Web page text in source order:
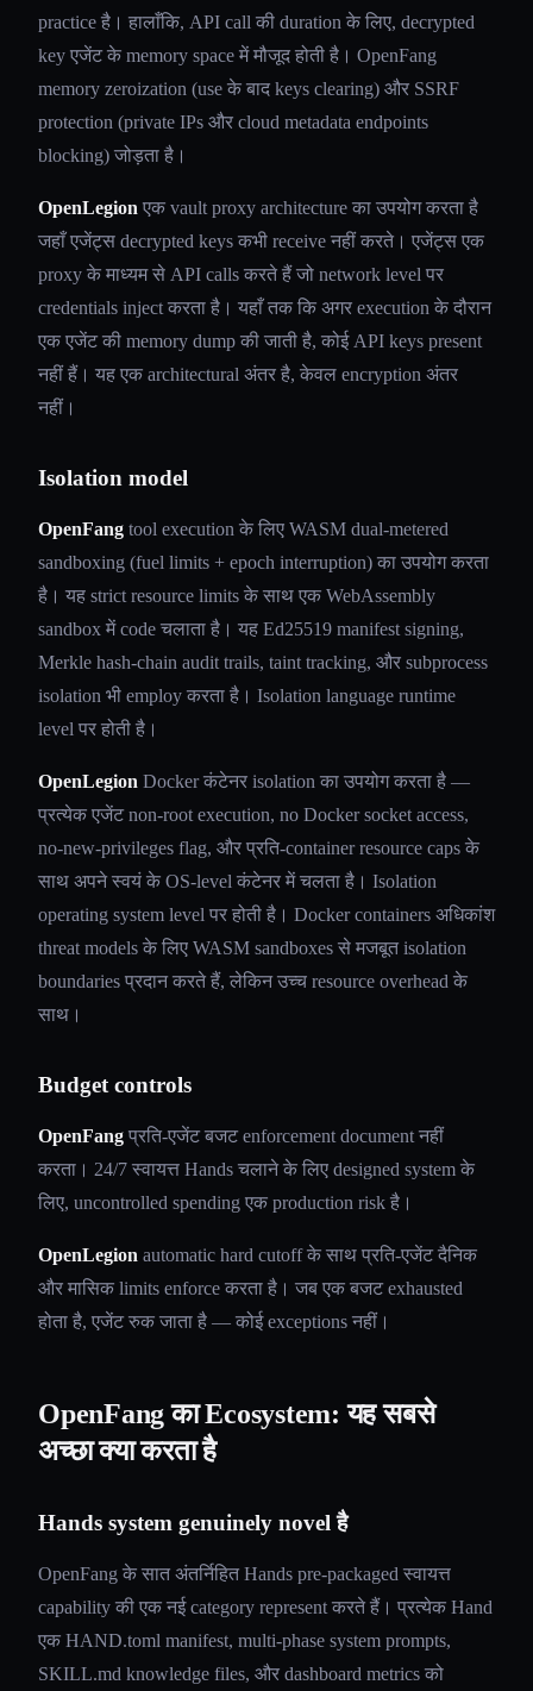
practice है। हालाँकि, API call की duration के लिए, decrypted
key एजेंट के memory space में मौजूद होती है। OpenFang
memory zeroization (use के बाद keys clearing) और SSRF
protection (private IPs और cloud metadata endpoints
blocking) जोड़ता है।
OpenLegion एक vault proxy architecture का उपयोग करता है
जहाँ एजेंट्स decrypted keys कभी receive नहीं करते। एजेंट्स एक
proxy के माध्यम से API calls करते हैं जो network level पर
credentials inject करता है। यहाँ तक कि अगर execution के दौरान
एक एजेंट की memory dump की जाती है, कोई API keys present
नहीं हैं। यह एक architectural अंतर है, केवल encryption अंतर
नहीं।
Isolation model
OpenFang tool execution के लिए WASM dual-metered
sandboxing (fuel limits + epoch interruption) का उपयोग करता
है। यह strict resource limits के साथ एक WebAssembly
sandbox में code चलाता है। यह Ed25519 manifest signing,
Merkle hash-chain audit trails, taint tracking, और subprocess
isolation भी employ करता है। Isolation language runtime
level पर होती है।
OpenLegion Docker कंटेनर isolation का उपयोग करता है —
प्रत्येक एजेंट non-root execution, no Docker socket access,
no-new-privileges flag, और प्रति-container resource caps के
साथ अपने स्वयं के OS-level कंटेनर में चलता है। Isolation
operating system level पर होती है। Docker containers अधिकांश
threat models के लिए WASM sandboxes से मजबूत isolation
boundaries प्रदान करते हैं, लेकिन उच्च resource overhead के
साथ।
Budget controls
OpenFang प्रति-एजेंट बजट enforcement document नहीं
करता। 24/7 स्वायत्त Hands चलाने के लिए designed system के
लिए, uncontrolled spending एक production risk है।
OpenLegion automatic hard cutoff के साथ प्रति-एजेंट दैनिक
और मासिक limits enforce करता है। जब एक बजट exhausted
होता है, एजेंट रुक जाता है — कोई exceptions नहीं।
OpenFang का Ecosystem: यह सबसे
अच्छा क्या करता है
Hands system genuinely novel है
OpenFang के सात अंतर्निहित Hands pre-packaged स्वायत्त
capability की एक नई category represent करते हैं। प्रत्येक Hand
एक HAND.toml manifest, multi-phase system prompts,
SKILL.md knowledge files, और dashboard metrics को